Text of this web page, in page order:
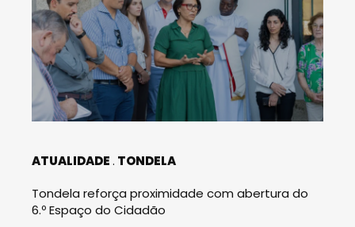
ATUALIDADE TONDELA
Tondela reforça proximidade com abertura do
6.º Espaço do Cidadão